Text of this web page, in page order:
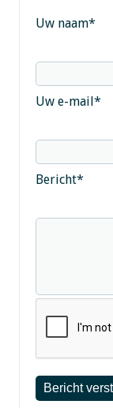
Uw naam*
Uw e-mail*
Bericht*